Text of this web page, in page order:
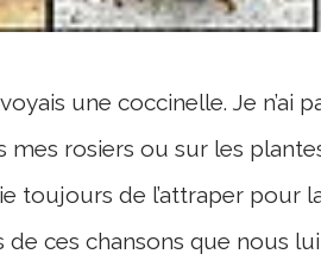
une coccinelle. Je n’ai
mes rosiers ou sur les
toujours de l’attraper pour
ces chansons que nous